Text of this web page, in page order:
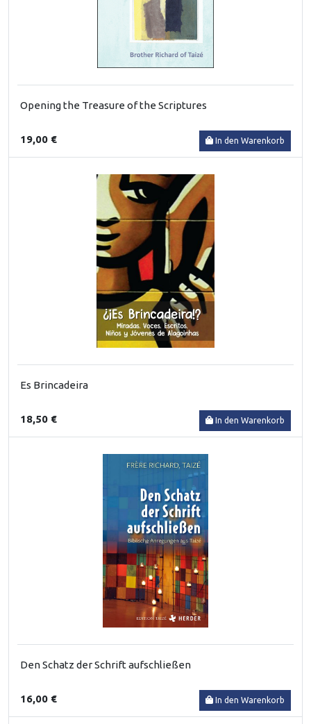
Opening the Treasure of the Scriptures
19,00 € In den Warenkorb
Es Brincadeira
18,50 € In den Warenkorb
Den Schatz der Schrift aufschließen
16,00 € In den Warenkorb